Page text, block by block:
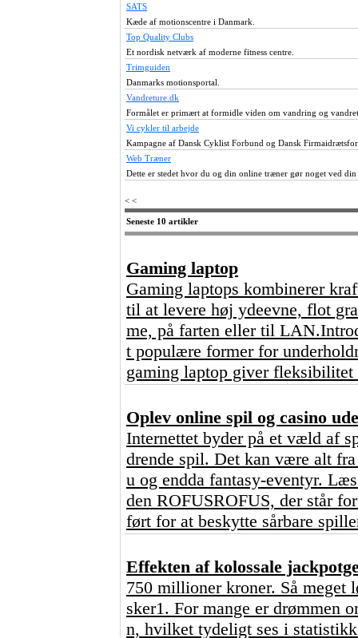
SATS
Kæde af motionscentre i Danmark.
Top Quality Clubs
Et nordisk netværk af moderne fitness centre.
Trimguiden
Danmarks motionsportal.
Vandreture.dk
Formålet er primært at formidle viden om vandring og
Vi cykler til arbejde
Kampagne af Dansk Cyklist Forbund og Dansk
Web Træner
Dette er stedet hvor du og din online træner gør noget ved din
< <
Seneste 10 artikler
Gaming laptop
Gaming laptops kombinerer
til at levere høj ydeevne, flot
me, på farten eller til
t populære former for
gaming laptop giver fleksibilitet
Oplev online spil og casino
Internettet byder på et væld af
drende spil. Det kan være alt
u og endda fantasy-eventyr.
den ROFUSROFUS, der står
ført for at beskytte sårbare
Effekten af kolossale
750 millioner kroner. Så meget
sker1. For mange er drømmen
n, hvilket tydeligt ses i